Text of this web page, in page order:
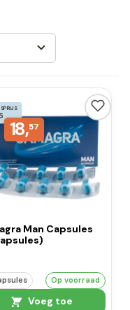
18,57
Man Capsules
Op voorraad
Voeg toe